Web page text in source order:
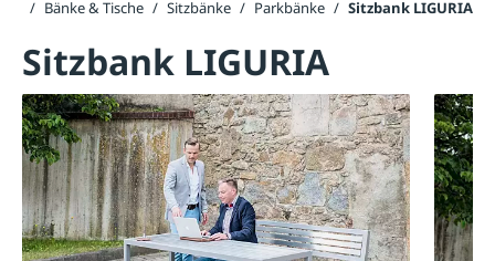
/ Bänke & Tische / Sitzbänke / Parkbänke / Sitzbank LIGURIA
Sitzbank LIGURIA